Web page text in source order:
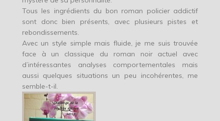
Tous les ingrédients du bon roman policier addictif
sont donc bien présents, avec plusieurs pistes et
rebondissements.
Avec un style simple mais fluide, je me suis trouvée
face à un classique du roman noir actuel avec
d’intéressantes analyses comportementales mais
aussi quelques situations un peu incohérentes, me
semble-t-il.